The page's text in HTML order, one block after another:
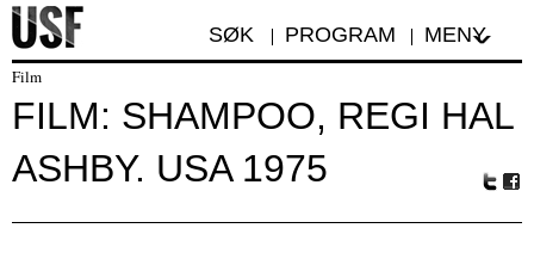
SØK PROGRAM MENY
Film
FILM: SHAMPOO, REGI HAL
ASHBY. USA 1975